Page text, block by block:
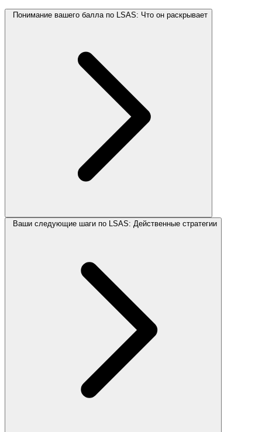
Понимание вашего балла по LSAS: Что он раскрывает
Ваши следующие шаги по LSAS: Действенные стратегии